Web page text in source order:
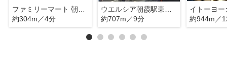
約304m／4分
約707m／9分
約944m／